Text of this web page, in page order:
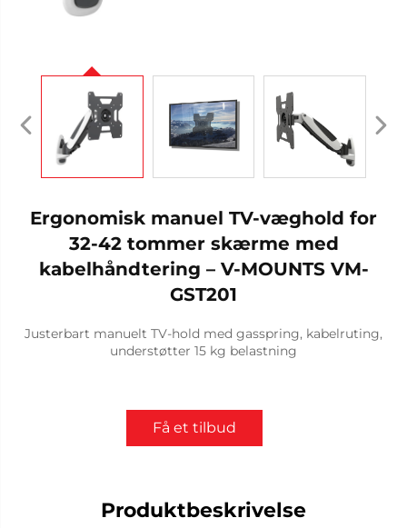
Ergonomisk manuel TV-væghold for
32-42 tommer skærme med
kabelhåndtering – V-MOUNTS VM-
GST201
Justerbart manuelt TV-hold med gasspring, kabelruting,
understøtter 15 kg belastning
Få et tilbud
Produktbeskrivelse